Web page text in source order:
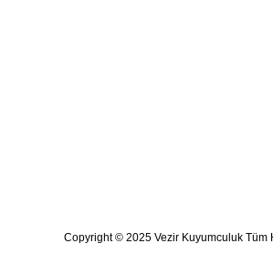
Copyright © 2025 Vezir Kuyumculuk Tüm